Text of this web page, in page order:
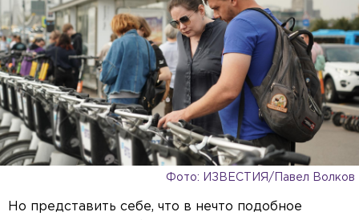
Фото: ИЗВЕСТИЯ/Павел Волков
Но представить себе, что в нечто подобное